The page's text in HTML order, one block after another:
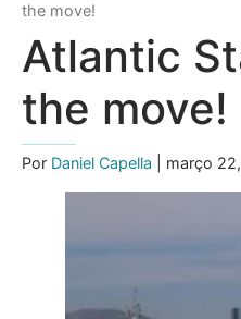
the move!
Atlantic
the move!
Por Daniel Capella | março